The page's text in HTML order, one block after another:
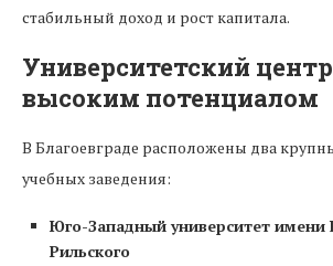
стабильный доход и рост капитала.
Университетский
высоким потенциалом
В Благоевграде расположены два
учебных заведения:
Юго-Западный университет имени
Рильского